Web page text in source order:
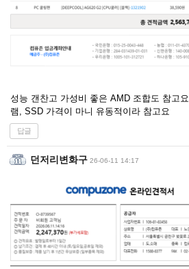
성능 갠찬고 가성비 좋은 AMD 조합도 참고요
램, SSD 가격이 마니 유동적이라 참고요
답글
던저리변화구 26-06-11 14:17